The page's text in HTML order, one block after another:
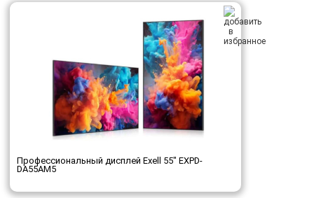
Профессиональный дисплей Exell 55" EXPD-
DA55AM5